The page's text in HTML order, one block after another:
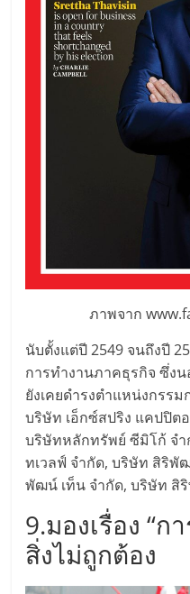
ปรึกษา
ภาพจาก
นับตั้งแต่ปี 2549 จนถึงปี
การทำงานภาคธุรกิจ ซึ่ง
ยังเคยดำรงตำแหน่งกรร
บริษัท เอ็กซ์สปริง แคปปิต
บริษัทหลักทรัพย์ ซีมิโก้ จ
ทเวลฟ์ จำกัด, บริษัท สิริพั
พัฒน์ เท็น จำกัด, บริษัท สิ
9.มองเรื่อง “ก
สิ่งไม่ถูกต้อง